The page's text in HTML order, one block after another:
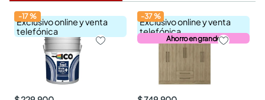
Exclusivo online y venta
telefónica
-17%
Exclusivo online y venta
telefónica
Ahorro en grande
-37%